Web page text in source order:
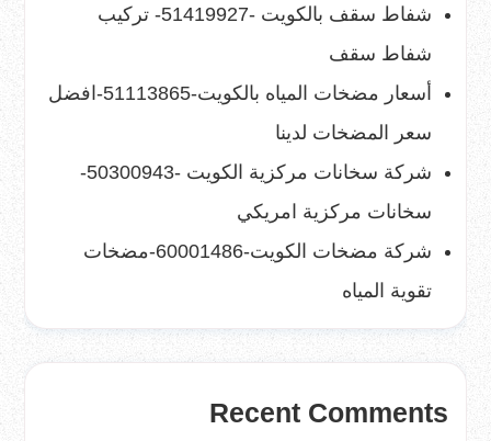
شفاط سقف بالكويت -51419927- تركيب
شفاط سقف
أسعار مضخات المياه بالكويت-51113865-افضل
سعر المضخات لدينا
شركة سخانات مركزية الكويت -50300943-
سخانات مركزية امريكي
شركة مضخات الكويت-60001486-مضخات
تقوية المياه
Recent Comments